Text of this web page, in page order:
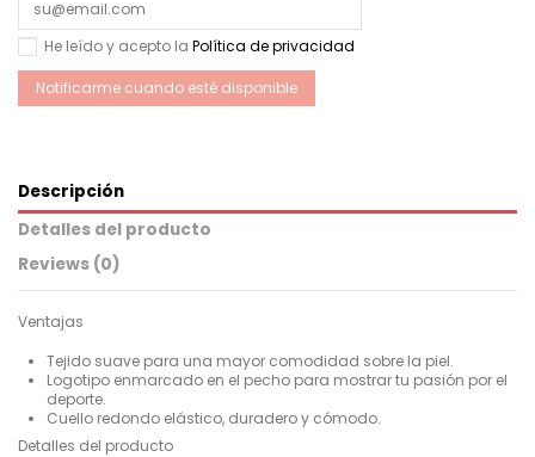
He leído y acepto la Política de privacidad
Descripción
Detalles del producto
Reviews (0)
Ventajas
Tejido suave para una mayor comodidad sobre la piel.
Logotipo enmarcado en el pecho para mostrar tu pasión por el
deporte.
Cuello redondo elástico, duradero y cómodo.
Detalles del producto